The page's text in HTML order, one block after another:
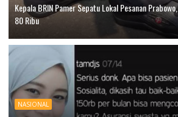
Kepala BRIN Pamer Sepatu Lokal Pesanan
80 Ribu
NASIONAL